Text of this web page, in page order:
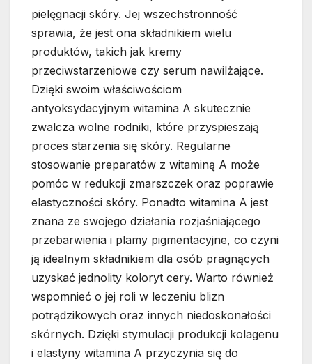
pielęgnacji skóry. Jej wszechstronność
sprawia, że jest ona składnikiem wielu
produktów, takich jak kremy
przeciwstarzeniowe czy serum nawilżające.
Dzięki swoim właściwościom
antyoksydacyjnym witamina A skutecznie
zwalcza wolne rodniki, które przyspieszają
proces starzenia się skóry. Regularne
stosowanie preparatów z witaminą A może
pomóc w redukcji zmarszczek oraz poprawie
elastyczności skóry. Ponadto witamina A jest
znana ze swojego działania rozjaśniającego
przebarwienia i plamy pigmentacyjne, co czyni
ją idealnym składnikiem dla osób pragnących
uzyskać jednolity koloryt cery. Warto również
wspomnieć o jej roli w leczeniu blizn
potrądzikowych oraz innych niedoskonałości
skórnych. Dzięki stymulacji produkcji kolagenu
i elastyny witamina A przyczynia się do